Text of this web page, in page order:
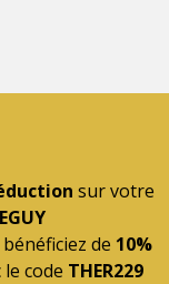
sur votre
bénéficiez de 10%
code THER229